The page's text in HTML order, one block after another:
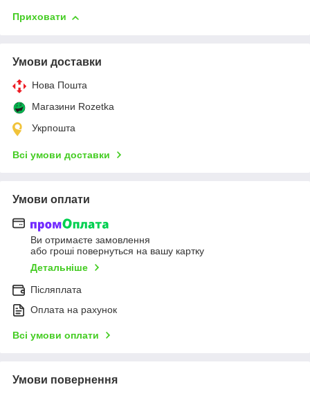
Приховати
Умови доставки
Нова Пошта
Магазини Rozetka
Укрпошта
Всі умови доставки
Умови оплати
Ви отримаєте замовлення
або гроші повернуться на вашу картку
Детальніше
Післяплата
Оплата на рахунок
Всі умови оплати
Умови повернення